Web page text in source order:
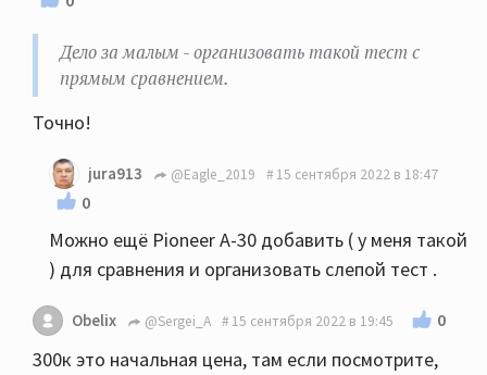
Дело за малым - организовать такой тест с
прямым сравнением.
Точно!
jura913 @Eagle_2019 15 сентября 2022 в 18:47
0
Можно ещё Pioneer A-30 добавить ( у меня такой
) для сравнения и организовать слепой тест .
Obelix @Sergei_A 15 сентября 2022 в 19:45 0
300к это начальная цена, там если посмотрите,